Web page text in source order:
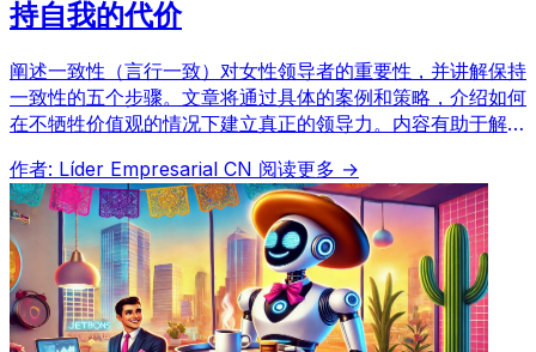
持自我的代价
阐述一致性（言行一致）对女性领导者的重要性，并讲解保持
一致性的五个步骤。文章将通过具体的案例和策略，介绍如何
在不牺牲价值观的情况下建立真正的领导力。内容有助于解决
作者: Líder Empresarial CN 阅读更多 →